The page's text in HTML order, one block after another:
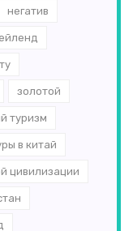
негатив
золотой
туризм
в китай
цивилизации